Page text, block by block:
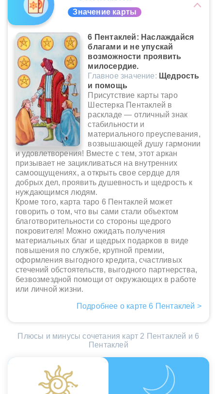
Значение карты
6 Пентаклей: Наслаждайся
благами и не упускай
возможности проявить
милосердие.
Главное значение: Щедрость
и помощь
Присутствие карты таро
Шестерка Пентаклей в
раскладе — отличный знак
стабильности и
материального преуспевания,
возвышающей душу гармонии
и удовлетворения! Вместе с тем, этот аркан
призывает не зацикливаться на внутренних
самоощущениях, а открыть свое сердце для
добрых дел, проявить душевность и щедрость к
нуждающимся людям.
Кроме того, карта таро 6 Пентаклей может
говорить о том, что вы сами стали объектом
благотворительности со стороны щедрого
покровителя! Можно ожидать получения
материальных благ и щедрых подарков в виде
повышения по службе, крупной премии,
оформления выгодного кредита, счастливых
стечений обстоятельств, выгодного партнерства,
безвозмездной помощи от окружающих в работе
или личной жизни.
Подробнее о карте 6 Пентаклей >
Плюсы и минусы сочетания карт 2 Пентаклей и 6
Пентаклей